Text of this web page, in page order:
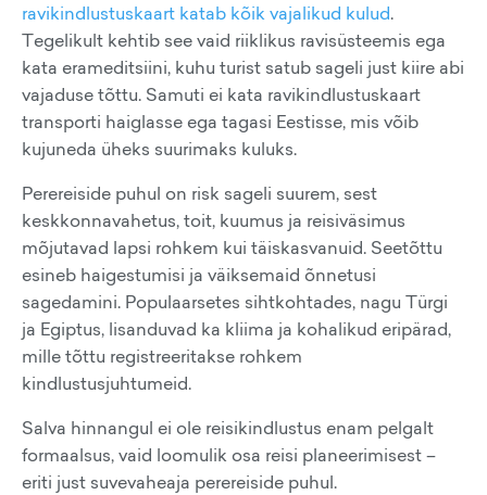
ravikindlustuskaart katab kõik vajalikud kulud.
Tegelikult kehtib see vaid riiklikus ravisüsteemis ega
kata erameditsiini, kuhu turist satub sageli just kiire abi
vajaduse tõttu. Samuti ei kata ravikindlustuskaart
transporti haiglasse ega tagasi Eestisse, mis võib
kujuneda üheks suurimaks kuluks.
Perereiside puhul on risk sageli suurem, sest
keskkonnavahetus, toit, kuumus ja reisiväsimus
mõjutavad lapsi rohkem kui täiskasvanuid. Seetõttu
esineb haigestumisi ja väiksemaid õnnetusi
sagedamini. Populaarsetes sihtkohtades, nagu Türgi
ja Egiptus, lisanduvad ka kliima ja kohalikud eripärad,
mille tõttu registreeritakse rohkem
kindlustusjuhtumeid.
Salva hinnangul ei ole reisikindlustus enam pelgalt
formaalsus, vaid loomulik osa reisi planeerimisest –
eriti just suvevaheaja perereiside puhul.